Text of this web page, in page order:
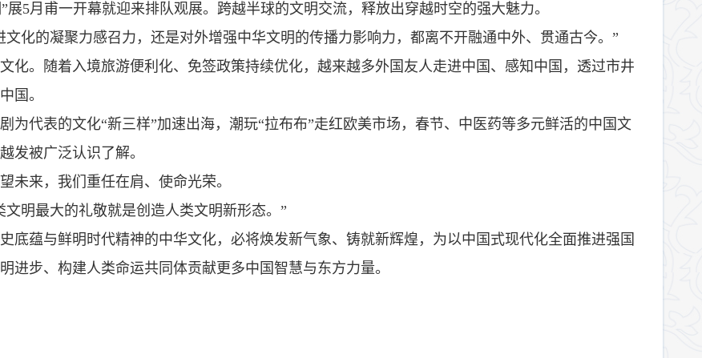
5月甫一开幕就迎来排队观展。跨越半球的文明交流，释放出穿越时空的强大魅力。
化的凝聚力感召力，还是对外增强中华文明的传播力影响力，都离不开融通中外、贯通古今。”
化。随着入境旅游便利化、免签政策持续优化，越来越多外国友人走进中国、感知中国，透过市井
国。
为代表的文化“新三样”加速出海，潮玩“拉布布”走红欧美市场，春节、中医药等多元鲜活的中国文
发被广泛认识了解。
未来，我们重任在肩、使命光荣。
明最大的礼敬就是创造人类文明新形态。”
底蕴与鲜明时代精神的中华文化，必将焕发新气象、铸就新辉煌，为以中国式现代化全面推进强国
进步、构建人类命运共同体贡献更多中国智慧与东方力量。